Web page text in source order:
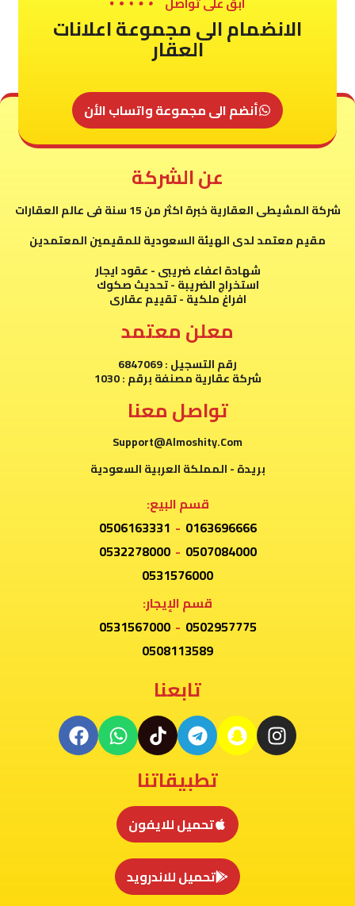
الانضمام الى مجموعة اعلانات
العقار
أنضم الى مجموعة واتساب الأن
عن الشركة
شركة المشيطى العقارية خبرة اكثر من 15 سنة فى عالم العقارات
مقيم معتمد لدى الهيئة السعودية للمقيمين المعتمدين
شهادة اعفاء ضريبى - عقود ايجار
استخراج الضريبة - تحديث صكوك
افراغ ملكية - تقييم عقارى
معلن معتمد
رقم التسجيل : 6847069
شركة عقارية مصنفة برقم : 1030
تواصل معنا
Support@Almoshity.Com
بريدة - المملكة العربية السعودية
قسم البيع:
0163696666
-
0506163331
0507084000
-
0532278000
0531576000
قسم الإيجار:
0502957775
-
0531567000
0508113589
تابعنا
تطبيقاتنا
تحميل للايفون
تحميل للاندرويد